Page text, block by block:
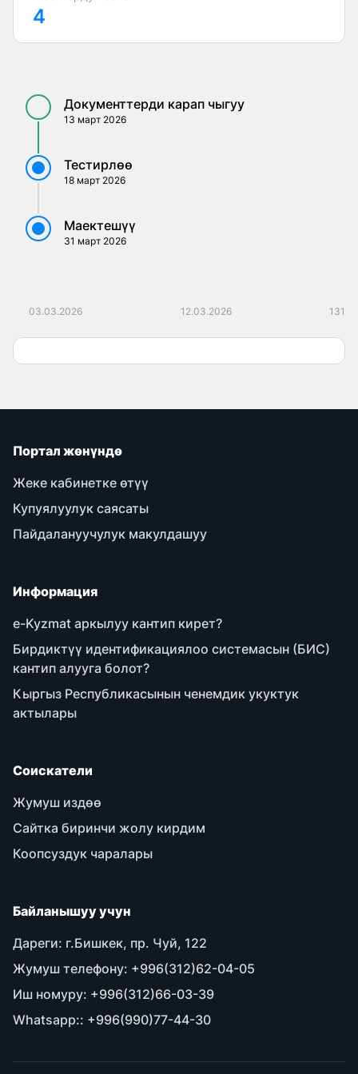
Өз алдынча чечим кабыл алуу жөндөмдүүлүгү
Командада иштөөгө жөндөмдүү
4
Документтерди карап чыгуу
13 март 2026
Тестирлөө
18 март 2026
Маектешүү
31 март 2026
03.03.2026 12.03.2026 131
Портал жөнүндө
Жеке кабинетке өтүү
Купуялуулук саясаты
Пайдалануучулук макулдашуу
Информация
e-Kyzmat аркылуу кантип кирет?
Бирдиктүү идентификациялоо системасын (БИС)
кантип алууга болот?
Кыргыз Республикасынын ченемдик укуктук
актылары
Соискатели
Жумуш издөө
Сайтка биринчи жолу кирдим
Коопсуздук чаралары
Байланышуу учун
Дареги: г.Бишкек, пр. Чуй, 122
Жумуш телефону: +996(312)62-04-05
Иш номуру: +996(312)66-03-39
Whatsapp:: +996(990)77-44-30